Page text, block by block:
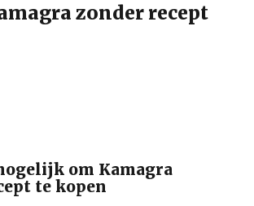
zonder recept
om Kamagra
te kopen